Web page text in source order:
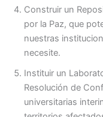
Construir un
por la Paz, que
nuestras
necesite.
Instituir un
Resolución de
universitarias